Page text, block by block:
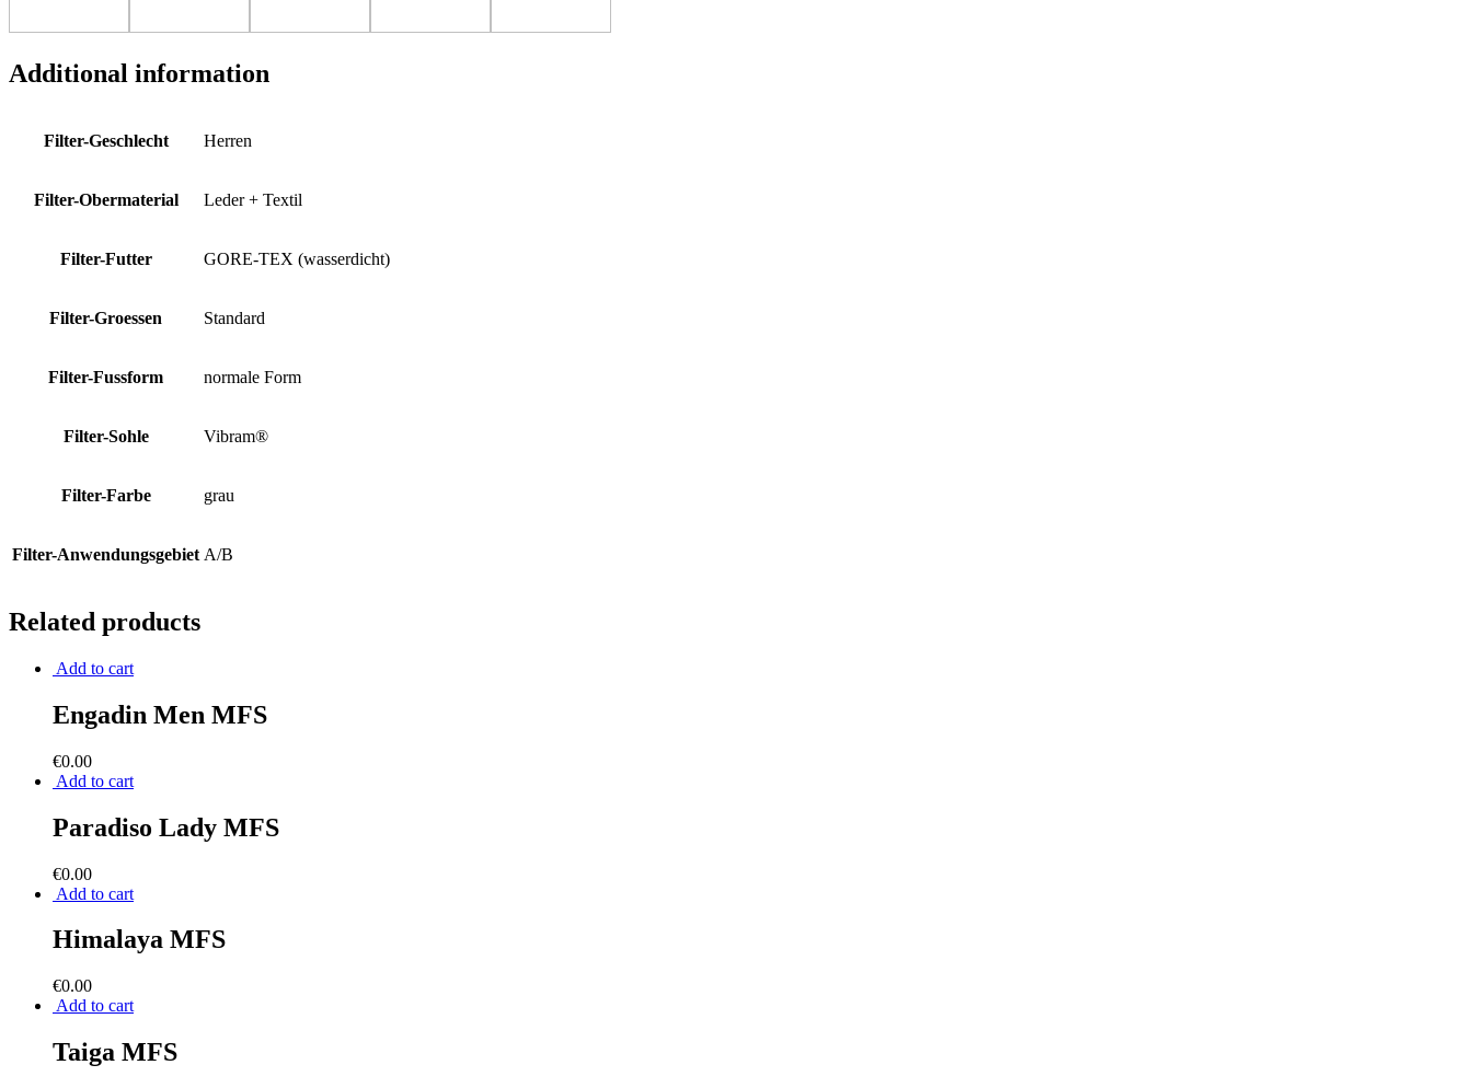
Additional information
Filter-Geschlecht Herren
Filter-Obermaterial Leder + Textil
Filter-Futter GORE-TEX (wasserdicht)
Filter-Groessen Standard
Filter-Fussform normale Form
Filter-Sohle Vibram®
Filter-Farbe grau
Filter-Anwendungsgebiet A/B
Related products
Add to cart
Engadin Men MFS
€0.00
Add to cart
Paradiso Lady MFS
€0.00
Add to cart
Himalaya MFS
€0.00
Add to cart
Taiga MFS